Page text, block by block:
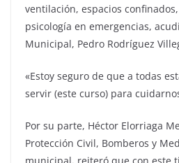
ventilación, espacios
psicología en emergencias,
Municipal, Pedro Rodríguez
«Estoy seguro de que a todas
servir (este curso) para
Por su parte, Héctor Elorriaga
Protección Civil, Bomberos y